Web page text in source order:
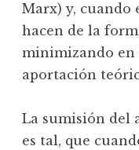
Marx) y, cuando
hacen de la
minimizando en
aportación
La sumisión del
es tal, que